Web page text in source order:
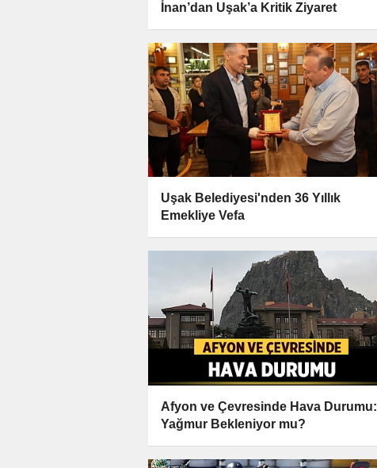
İnan’dan Uşak’a Kritik Ziyaret
Uşak Belediyesi'nden 36 Yıllık
Emekliye Vefa
Afyon ve Çevresinde Hava Durumu:
Yağmur Bekleniyor mu?